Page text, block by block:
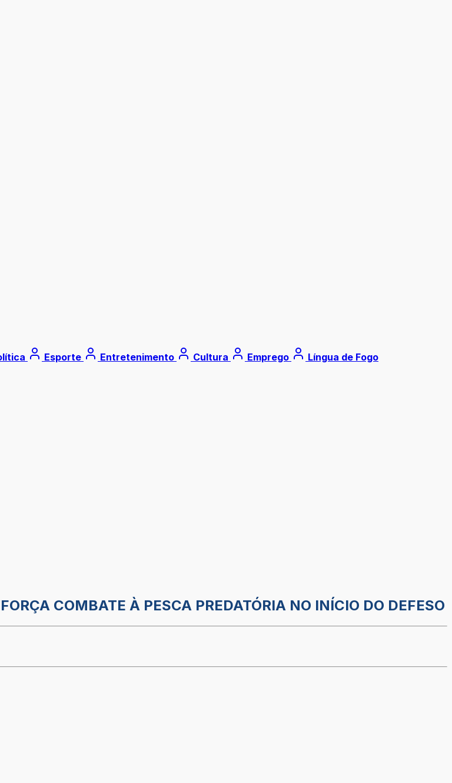
Esporte Entretenimento Cultura Emprego Língua de Fogo
COMBATE À PESCA PREDATÓRIA NO INÍCIO DO DEFESO